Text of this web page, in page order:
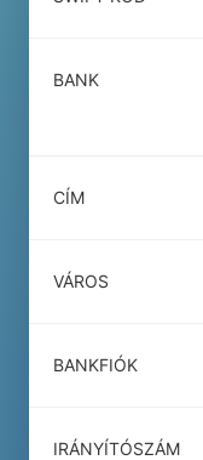
BANK
CÍM
VÁROS
BANKFIÓK
IRÁNYÍTÓSZÁM